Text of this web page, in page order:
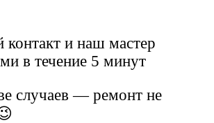
контакт и наш мастер
в течение 5 минут
случаев — ремонт не